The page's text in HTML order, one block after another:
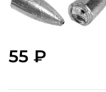
55 ₽